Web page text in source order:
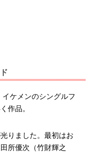
ケメンのシングルフ
作品。
りました。最初はお
所優次（竹財輝之